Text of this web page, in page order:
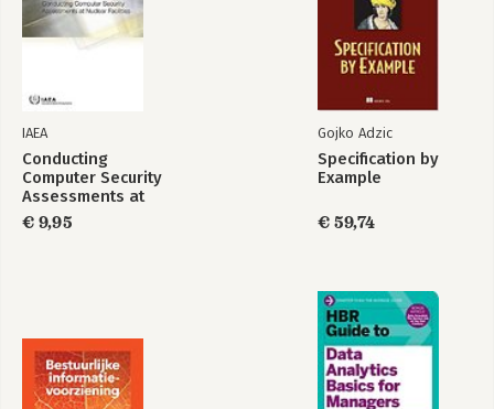
IAEA
Conducting
Computer Security
Assessments at
Nuclear Facilities
€ 9,95
Gojko Adzic
Specification by
Example
€ 59,74